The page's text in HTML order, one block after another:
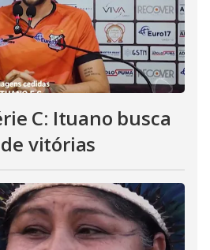
C: Ituano busca
vitórias